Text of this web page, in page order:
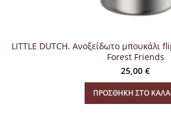
LITTLE DUTCH. Ανοξείδωτο μπουκάλι
Forest Friends
25,00 €
ΠΡΟΣΘΉΚΗ ΣΤΟ